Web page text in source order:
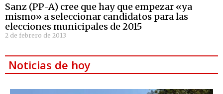
Sanz (PP-A) cree que hay que empezar «ya
mismo» a seleccionar candidatos para las
elecciones municipales de 2015
2 de febrero de 2013
Noticias de hoy